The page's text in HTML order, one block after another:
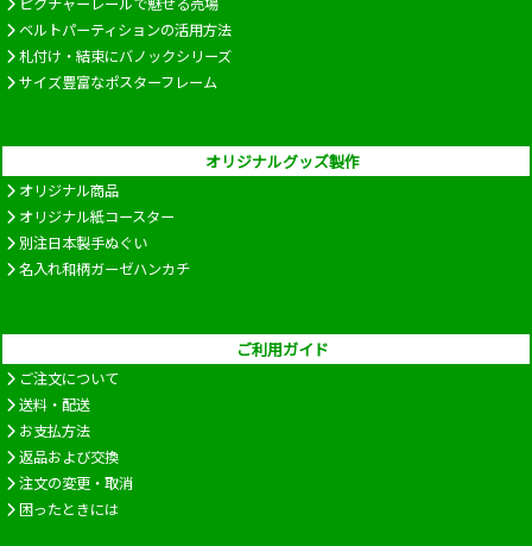
ベルトパーティションの活用方法
札付け・結束にバノックシリーズ
サイズ豊富なポスターフレーム
オリジナルグッズ製作
オリジナル商品
オリジナル紙コースター
別注日本製手ぬぐい
名入れ和柄ガーゼハンカチ
ご利用ガイド
ご注文について
送料・配送
お支払方法
返品および交換
注文の変更・取消
困ったときには